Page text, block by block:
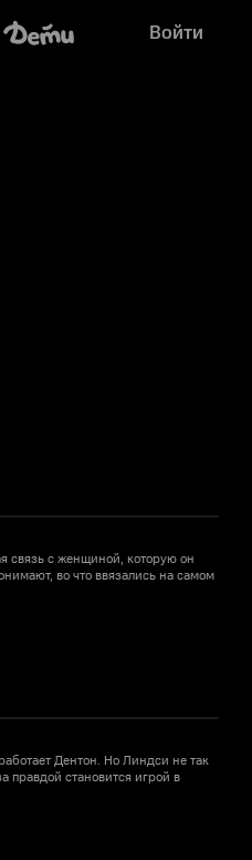
Войти
связь с женщиной, которую он
во что ввязались на самом
Дентон. Но Линдси не так
правдой становится игрой в